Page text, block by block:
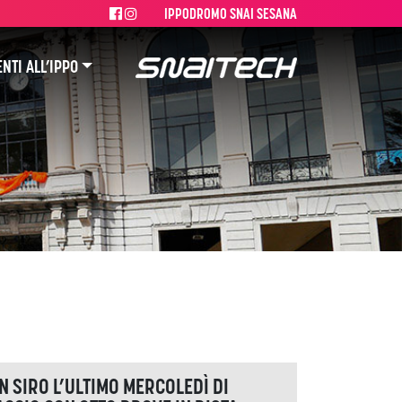
IPPODROMO SNAI SESANA
ALL’IPPO
SIRO L’ULTIMO MERCOLEDÌ DI